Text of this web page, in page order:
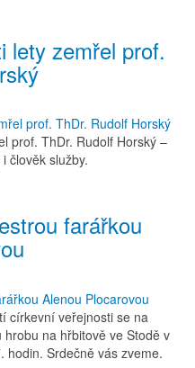
lety zemřel prof.
prof. ThDr. Rudolf Horský –
člověk služby.
farářkou
církevní veřejnosti se na
na hřbitově ve Stodě v
hodin. Srdečně vás zveme.